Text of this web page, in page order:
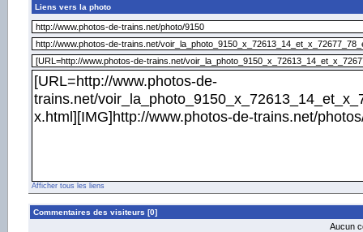
Liens vers la photo
Afficher tous les liens
Commentaires des visiteurs [0]
Aucun